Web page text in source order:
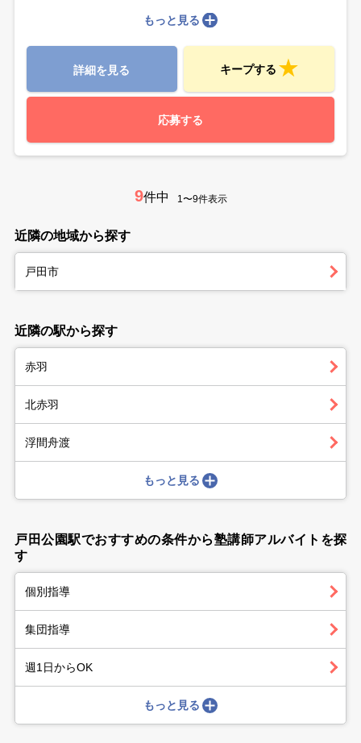
もっと見る
詳細を見る キープする
応募する
9件中 1〜9件表示
近隣の地域から探す
戸田市
近隣の駅から探す
赤羽
北赤羽
浮間舟渡
もっと見る
戸田公園駅でおすすめの条件から塾講師アルバイトを探
す
個別指導
集団指導
週1日からOK
もっと見る